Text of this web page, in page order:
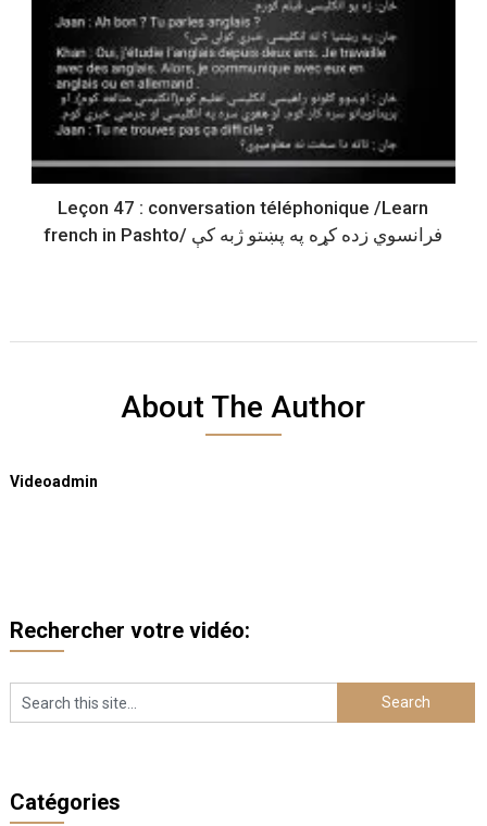
Leçon 47 : conversation téléphonique /Learn
french in Pashto/ فرانسوي زده کړه په پښتو ژبه کې
About The Author
Videoadmin
Rechercher votre vidéo:
Catégories